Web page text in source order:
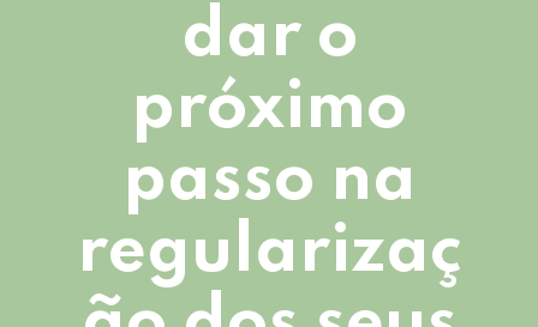
dar o
próximo
passo na
regularizaç